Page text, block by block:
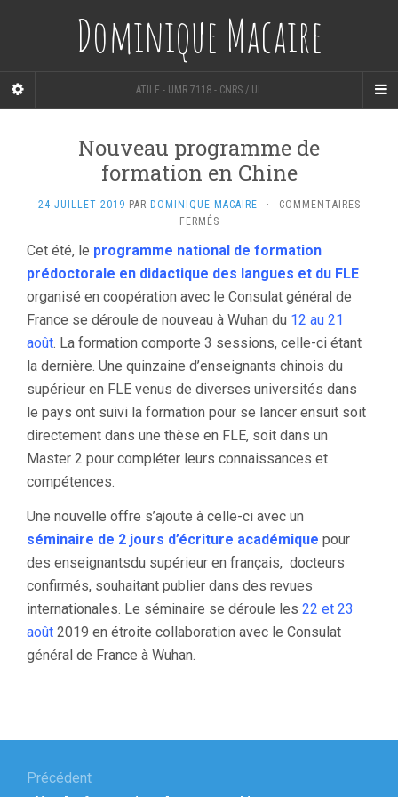
Dominique Macaire
ATILF - UMR 7118 - CNRS / UL
Nouveau programme de
formation en Chine
24 JUILLET 2019 PAR DOMINIQUE MACAIRE ·
COMMENTAIRES
FERMÉSSUR
PROGRAMME
DE
FORMATION
EN
CHINE
Cet été, le programme national de formation
prédoctorale en didactique des langues et du FLE
organisé en coopération avec le Consulat général de
France se déroule de nouveau à Wuhan du 12 au 21
août. La formation comporte 3 sessions, celle-ci étant
la dernière. Une quinzaine d’enseignants chinois du
supérieur en FLE venus de diverses universités dans
le pays ont suivi la formation pour se lancer ensuit soit
directement dans une thèse en FLE, soit dans un
Master 2 pour compléter leurs connaissances et
compétences.
Une nouvelle offre s’ajoute à celle-ci avec un
séminaire de 2 jours d’écriture académique pour
des enseignantsdu supérieur en français, docteurs
confirmés, souhaitant publier dans des revues
internationales. Le séminaire se déroule les 22 et 23
août 2019 en étroite collaboration avec le Consulat
général de France à Wuhan.
dePrécédent